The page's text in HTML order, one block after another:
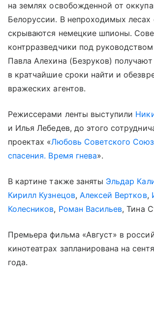
на землях освобожденной от
Белоруссии. В непроходимых
скрываются немецкие шпионы.
контрразведчики под
Павла Алехина (Безруков) получают
в кратчайшие сроки найти и
вражеских агентов.
Режиссерами ленты выступили
и Илья Лебедев, до этого
проектах «Любовь Советского
спасения. Время гнева».
В картине также заняты Эльдар
Кирилл Кузнецов, Алексей Вертков,
Колесников, Роман Васильев, Тина
Премьера фильма «Август» в
кинотеатрах запланирована на
года.